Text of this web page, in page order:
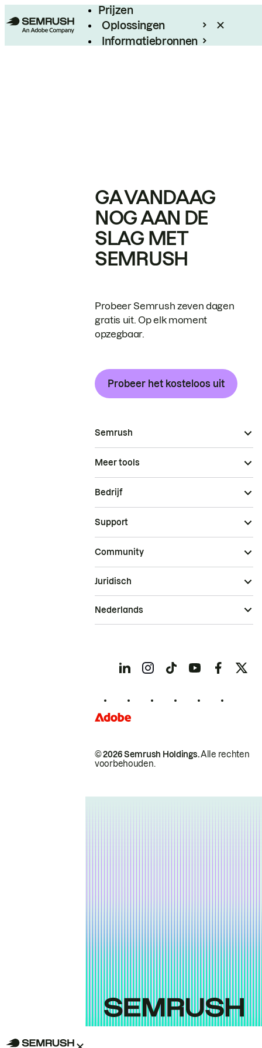
Prijzen
Oplossingen
Informatiebronnen
GA VANDAAG
NOG AAN DE
SLAG MET
SEMRUSH
Probeer Semrush zeven dagen
gratis uit. Op elk moment
opzegbaar.
Probeer het kosteloos uit
Semrush
Meer tools
Bedrijf
Support
Community
© 2026 Semrush Holdings.Alle rechten
voorbehouden.
Juridisch
Nederlands